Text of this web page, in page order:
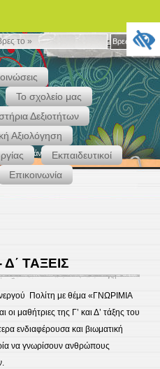
Βρες το »
Το σχολείο μας
Δεξιοτήτων
Αξιολόγηση
Εκπαιδευτικοί
Επικοινωνία
Κρόκου
Κοζάνης
ΤΑΞΕΙΣ
Πολίτη με θέμα «ΓΝΩΡΙΜΙΑ
μαθήτριες της Γ’ και Δ’ τάξης του
ενδιαφέρουσα και βιωματική
να γνωρίσουν ανθρώπους